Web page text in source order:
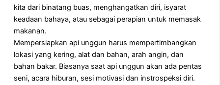
kita dari binatang buas, menghangatkan diri, isyarat
keadaan bahaya, atau sebagai perapian untuk memasak
makanan.
Mempersiapkan api unggun harus mempertimbangkan
lokasi yang kering, alat dan bahan, arah angin, dan
bahan bakar. Biasanya saat api unggun akan ada pentas
seni, acara hiburan, sesi motivasi dan instrospeksi diri.